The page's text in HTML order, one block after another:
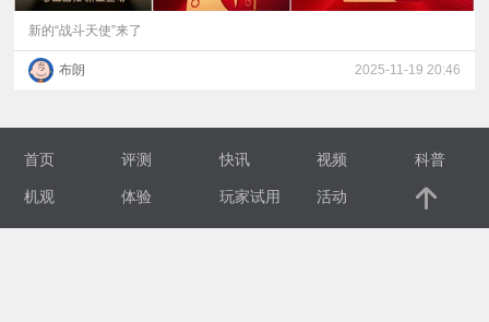
普
专
新的“战斗天使”来了
布朗 2025-11-19 20:46
首页 评测 快讯 视频 科普
机观 体验 玩家试用 活动